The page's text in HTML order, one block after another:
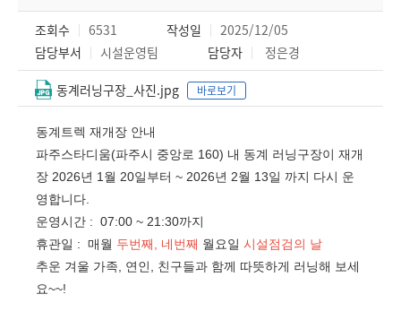
조회수 6531 작성일
2025/12/05
담당부서
시설운영팀 담당자 정은경
동계러닝구장_사진.jpg 바로보기
동계트렉 재개장 안내
파주스타디움(파주시 중앙로 160) 내 동계 러닝구장이 재개
장 2026년 1월 20일부터 ~ 2026년 2월 13일 까지 다시 운
영합니다.
운영시간 : 07:00 ~ 21:30까지
휴관일 : 매월 두번째, 네번째 월요일 시설점검의 날
추운 겨울 가족, 연인, 친구들과 함께 따뜻하게 러닝해 보세
요~~!